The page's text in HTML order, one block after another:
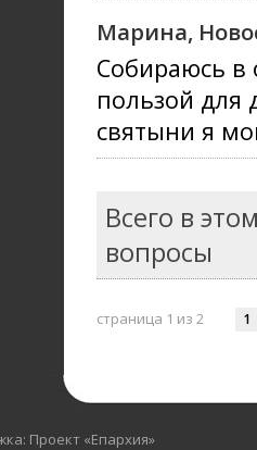
Марина,
Собираюсь в
пользой для
святыни я
Всего в
вопросы
страница 1 из 2 1
Проект «Епархия»